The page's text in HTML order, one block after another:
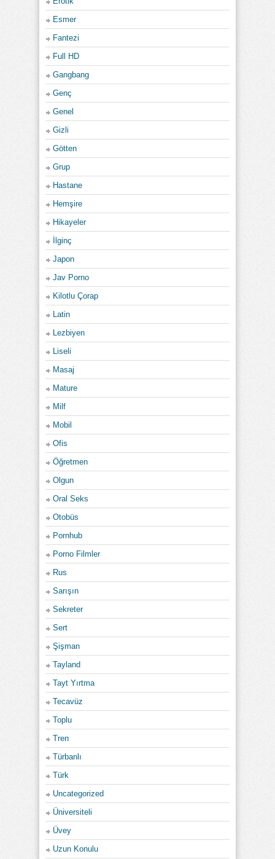
Esmer
Fantezi
Full HD
Gangbang
Genç
Genel
Gizli
Götten
Grup
Hastane
Hemşire
Hikayeler
İlginç
Japon
Jav Porno
Kilotlu Çorap
Latin
Lezbiyen
Liseli
Masaj
Mature
Milf
Mobil
Ofis
Öğretmen
Olgun
Oral Seks
Otobüs
Pornhub
Porno Filmler
Rus
Sarışın
Sekreter
Sert
Şişman
Tayland
Tayt Yırtma
Tecavüz
Toplu
Tren
Türbanlı
Türk
Uncategorized
Üniversiteli
Üvey
Uzun Konulu